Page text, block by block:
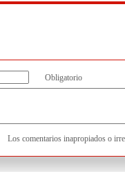
Obligatorio
Los comentarios inapropiados o